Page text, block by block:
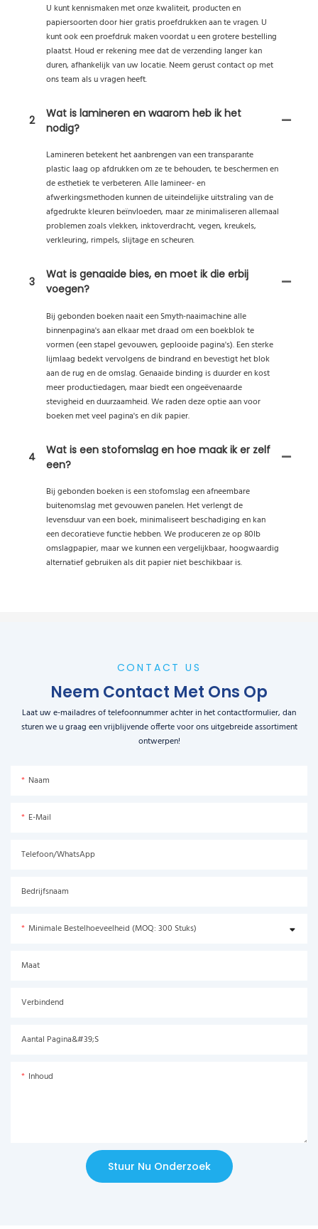
U kunt kennismaken met onze kwaliteit, producten en
papiersoorten door hier gratis proefdrukken aan te vragen. U
kunt ook een proefdruk maken voordat u een grotere bestelling
plaatst. Houd er rekening mee dat de verzending langer kan
duren, afhankelijk van uw locatie. Neem gerust contact op met
ons team als u vragen heeft.
2
Wat is lamineren en waarom heb ik het
nodig?
Lamineren betekent het aanbrengen van een transparante
plastic laag op afdrukken om ze te behouden, te beschermen en
de esthetiek te verbeteren. Alle lamineer- en
afwerkingsmethoden kunnen de uiteindelijke uitstraling van de
afgedrukte kleuren beïnvloeden, maar ze minimaliseren allemaal
problemen zoals vlekken, inktoverdracht, vegen, kreukels,
verkleuring, rimpels, slijtage en scheuren.
3
Wat is genaaide bies, en moet ik die erbij
voegen?
Bij gebonden boeken naait een Smyth-naaimachine alle
binnenpagina's aan elkaar met draad om een ​​boekblok te
vormen (een stapel gevouwen, geplooide pagina's). Een sterke
lijmlaag bedekt vervolgens de bindrand en bevestigt het blok
aan de rug en de omslag. Genaaide binding is duurder en kost
meer productiedagen, maar biedt een ongeëvenaarde
stevigheid en duurzaamheid. We raden deze optie aan voor
boeken met veel pagina's en dik papier.
4
Wat is een stofomslag en hoe maak ik er zelf
een?
Bij gebonden boeken is een stofomslag een afneembare
buitenomslag met gevouwen panelen. Het verlengt de
levensduur van een boek, minimaliseert beschadiging en kan
een decoratieve functie hebben. We produceren ze op 80lb
omslagpapier, maar we kunnen een vergelijkbaar, hoogwaardig
alternatief gebruiken als dit papier niet beschikbaar is.
CONTACT US
Neem Contact Met Ons Op
Laat uw e-mailadres of telefoonnummer achter in het contactformulier, dan
sturen we u graag een vrijblijvende offerte voor ons uitgebreide assortiment
ontwerpen!
Naam
E-Mail
Telefoon/WhatsApp
Bedrijfsnaam
Minimale Bestelhoeveelheid (MOQ: 300 Stuks)
Maat
Verbindend
Aantal Pagina&#39;s
Inhoud
Stuur Nu Onderzoek